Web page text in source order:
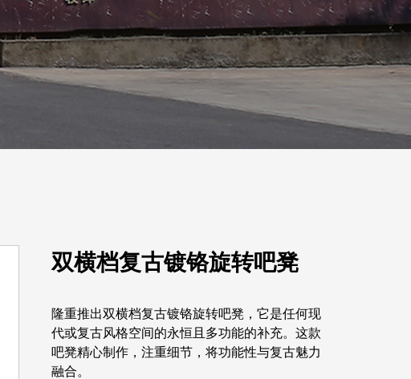
双横档复古镀铬旋转吧凳
隆重推出双横档复古镀铬旋转吧凳，它是任何现
代或复古风格空间的永恒且多功能的补充。这款
吧凳精心制作，注重细节，将功能性与复古魅力
融合。